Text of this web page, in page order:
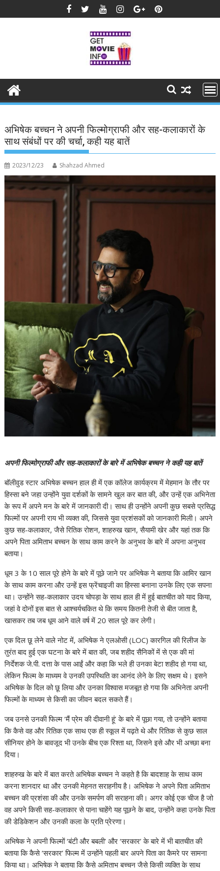
to
अभिषेक बच्चन ने अपनी फिल्मोग्राफी और सह-कलाकारों के
साथ संबंधों पर की चर्चा, कही यह बातें
2023/12/23 Shahzad Ahmed
अपनी फिल्मोग्राफी और सह-कलाकारों के बारे में अभिषेक बच्चन ने कही यह बातें
बॉलीवुड स्टार अभिषेक बच्चन हाल ही में एक कॉलेज कार्यक्रम में मेहमान के तौर पर
हिस्सा बने जहा उन्होंने युवा दर्शकों के सामने खुल कर बात की, और उन्हें एक अभिनेता
के रूप में अपने मन के बारे में जानकारी दी। साथ ही उन्होंने अपनी कुछ सबसे प्रसिद्ध
फिल्मों पर अपनी राय भी व्यक्त की, जिससे युवा प्रशंसकों को जानकारी मिली। अपने
कुछ सह-कलाकार, जैसे रितिक रोशन, शाहरुख खान, सैयामी खेर और यहां तक ​​कि
अपने पिता अमिताभ बच्चन के साथ काम करने के अनुभव के बारे में अपना अनुभव
बताया।
धूम 3 के 10 साल पूरे होने के बारे में पूछे जाने पर अभिषेक ने बताया कि आमिर खान
के साथ काम करना और उन्हें इस फ्रेंचाइजी का हिस्सा बनाना उनके लिए एक सपना
था। उन्होंने सह-कलाकार उदय चोपड़ा के साथ हाल ही में हुई बातचीत को याद किया,
जहां वे दोनों इस बात से आश्चर्यचकित थे कि समय कितनी तेजी से बीत जाता है,
खासकर तब जब धूम आने वाले वर्ष में 20 साल पूरे कर लेगी।
एक दिल छू लेने वाले नोट में, अभिषेक ने एलओसी (LOC) कारगिल की रिलीज के
तुरंत बाद हुई एक घटना के बारे में बात की, जब शहीद सैनिकों में से एक की मां
निर्देशक जे.पी. दत्ता के पास आईं और कहा कि भले ही उनका बेटा शहीद हो गया था,
लेकिन फिल्म के माध्यम वे उनकी उपस्थिति का आनंद लेने के लिए सक्षम थे। इसने
अभिषेक के दिल को छू लिया और उनका विश्वास मजबूत हो गया कि अभिनेता अपनी
फिल्मों के माध्यम से किसी का जीवन बदल सकते हैं।
जब उनसे उनकी फिल्म ‘मैं प्रेम की दीवानी हूं’ के बारे में पूछा गया, तो उन्होंने बताया
कि कैसे वह और रितिक एक साथ एक ही स्कूल में पढ़ते थे और रितिक से कुछ साल
सीनियर होने के बावजूद भी उनके बीच एक रिश्ता था, जिसने इसे और भी अच्छा बना
दिया।
शाहरुख के बारे में बात करते अभिषेक बच्चन ने कहते है कि बादशाह के साथ काम
करना शानदार था और उनकी मेहनत सराहनीय है। अभिषेक ने अपने पिता अमिताभ
बच्चन की प्रशंसा की और उनके समर्पण की सराहना की। अगर कोई एक चीज है जो
वह अपने किसी सह-कलाकार से पाना चाहेंगे यह पूछने के बाद, उन्होंने कहा उनके पिता
की डेडिकेशन और उनकी कला के प्रति प्रेरणा।
अभिषेक ने अपनी फिल्मों ‘बंटी और बबली’ और ‘सरकार’ के बारे में भी बातचीत की
बताया कि कैसे ‘सरकार’ फिल्म में उन्होंने पहली बार अपने पिता का कैमरे पर सामना
किया था। अभिषेक ने बताया कि कैसे अमिताभ बच्चन जैसे किसी व्यक्ति के साथ